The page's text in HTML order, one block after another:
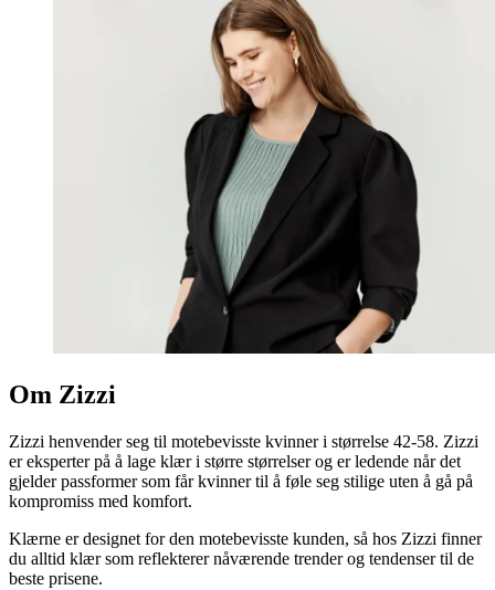
Om Zizzi
Zizzi henvender seg til motebevisste kvinner i størrelse 42-58. Zizzi
er eksperter på å lage klær i større størrelser og er ledende når det
gjelder passformer som får kvinner til å føle seg stilige uten å gå på
kompromiss med komfort.
Klærne er designet for den motebevisste kunden, så hos Zizzi finner
du alltid klær som reflekterer nåværende trender og tendenser til de
beste prisene.